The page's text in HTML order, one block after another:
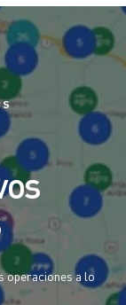
operaciones a lo